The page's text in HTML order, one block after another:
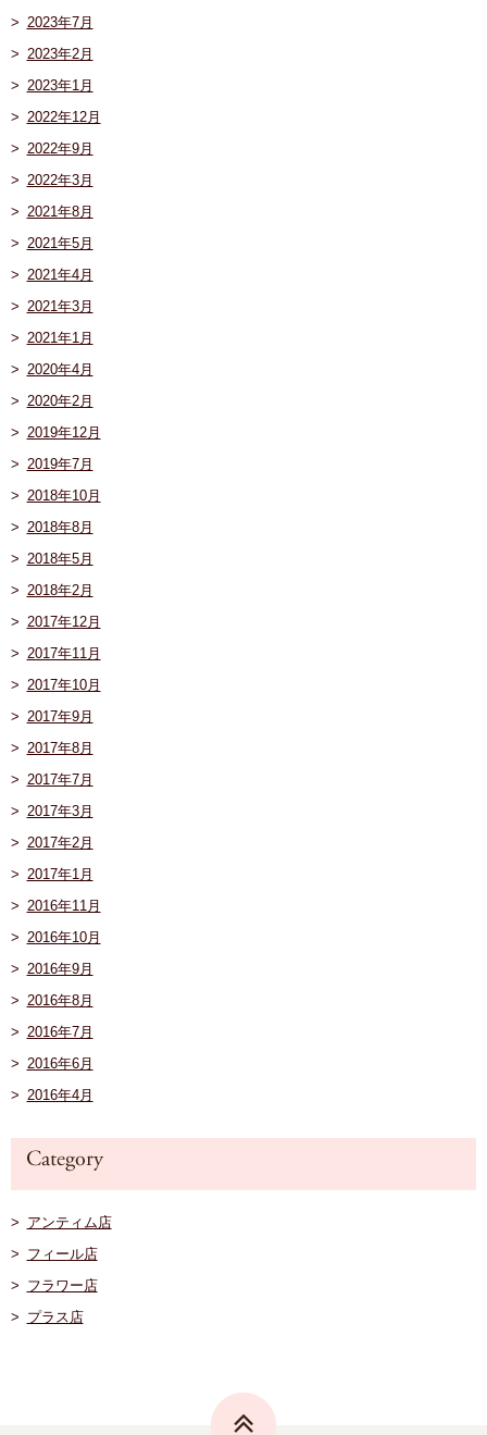
2023年7月
2023年2月
2023年1月
2022年12月
2022年9月
2022年3月
2021年8月
2021年5月
2021年4月
2021年3月
2021年1月
2020年4月
2020年2月
2019年12月
2019年7月
2018年10月
2018年8月
2018年5月
2018年2月
2017年12月
2017年11月
2017年10月
2017年9月
2017年8月
2017年7月
2017年3月
2017年2月
2017年1月
2016年11月
2016年10月
2016年9月
2016年8月
2016年7月
2016年6月
2016年4月
アンティム店
フィール店
フラワー店
プラス店